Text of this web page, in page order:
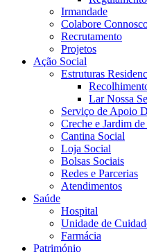
Irmandade
Colabore
Recrutamento
Projetos
Ação Social
Estruturas
Lar Nossa
Serviço de Apoio
Creche e Jardim
Cantina Social
Loja Social
Bolsas Sociais
Redes e Parcerias
Atendimentos
Saúde
Hospital
Unidade de
Farmácia
Património